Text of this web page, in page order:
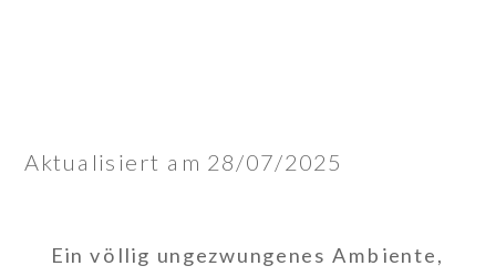
Aktualisiert am 28/07/2025
Ein völlig ungezwungenes Ambiente,